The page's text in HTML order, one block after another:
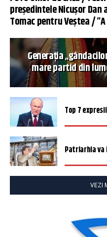
președintele Nicușor
Tomac pentru Veștea /
Generația
mare partid din
Top 7
Patriarhia va
VEZI